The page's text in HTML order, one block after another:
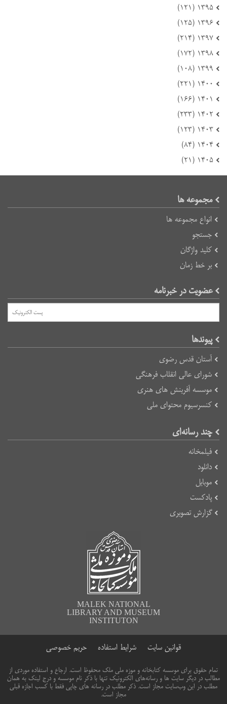
۱۳۹۵ (۱۲۱)
۱۳۹۶ (۱۲۵)
۱۳۹۷ (۲۱۴)
۱۳۹۸ (۱۷۲)
۱۳۹۹ (۱۰۸)
۱۴۰۰ (۲۲۱)
۱۴۰۱ (۱۶۶)
۱۴۰۲ (۲۳۳)
۱۴۰۳ (۱۲۳)
۱۴۰۴ (۸۴)
۱۴۰۵ (۲۱)
مجموعه ها
انواع مجموعه ها
جستجو
کلید واژگان
بر خط زمان
عضویت در خبرنامه
پیوند‌ها
آستان قدس رضوی
شورای عالی انقلاب فرهنگی
موسسه آفرینش های هنری
کنسرسیوم محتوای ملی
چند رسانه‌ای
فیلمخانه
دانلود
موبایل
پادکست
گزارش تصویری
MALEK NATIONAL
LIBRARY AND MUSEUM
INSTITUTON
قوانین سایت شرایط استفاده حریم خصوصی
تمام حقوق برای موسسه کتابخانه و موزه ملی ملک محفوظ است. ارجاع و استفاده موردی از
مطالب در دیگر سایت ها و رسانه‌های الکترونیک تنها با ذکر نام موسسه و درج لینک به همان
مطلب در این وب‌سایت مجاز است. ذکر مطلب در رسانه های چاپی فقط با کسب اجازه قبلی
مجاز است.